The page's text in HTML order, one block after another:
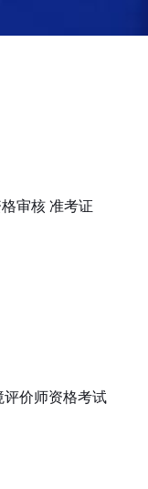
审核 准考证
评价师资格考试